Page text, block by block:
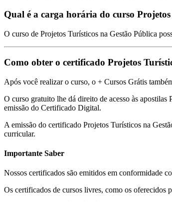
Qual é a carga horária do curso
O curso de Projetos Turísticos na Gestão Pública
Como obter o certificado Projetos
Após você realizar o curso, o + Cursos Grátis
O curso gratuito lhe dá direito de acesso às
emissão do Certificado Digital.
A emissão do certificado Projetos Turísticos na
curricular.
Importante Saber
Nossos certificados são emitidos em conformidade
Os certificados de cursos livres, como os oferecidos